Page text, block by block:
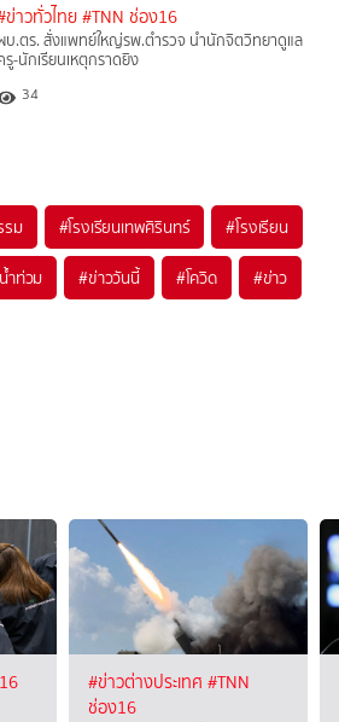
ข่าวทั่วไทย #TNN ช่อง16
บ.ตร. สั่งแพทย์ใหญ่รพ.ตำรวจ นำนักจิตวิทยาดูแล
รู-นักเรียนเหตุกราดยิง
34
ม #โรงเรียนเทพศิรินทร์ #โรงเรียน
น้ำท่วม #ข่าววันนี้ #โควิด #ข่าว
#ข่าวต่างประเทศ #TNN
ช่อง16